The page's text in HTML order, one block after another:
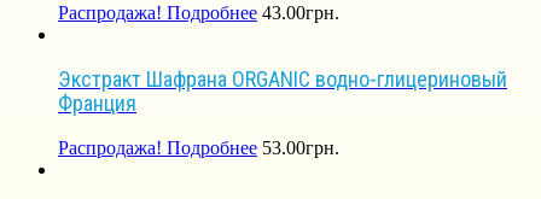
Распродажа! Подробнее 43.00грн.
Экстракт Шафрана ORGANIC водно-глицериновый
Франция
Распродажа! Подробнее 53.00грн.